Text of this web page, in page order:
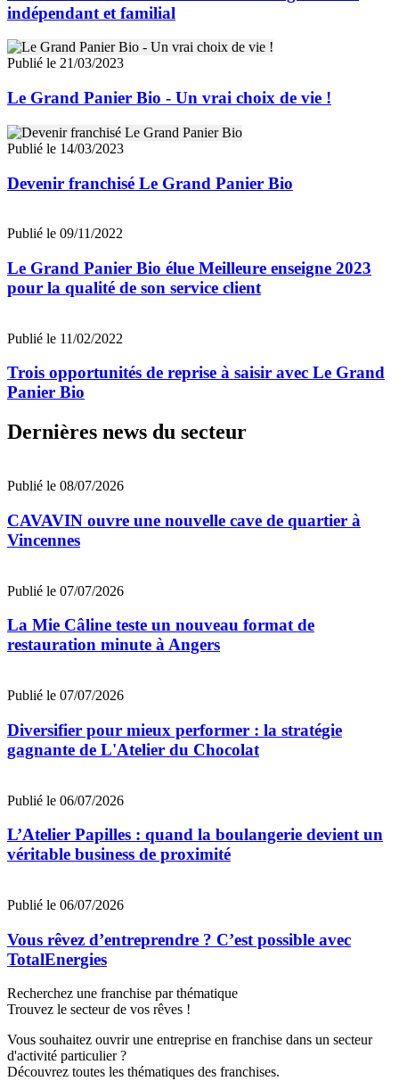
indépendant et familial
Publié le 21/03/2023
Le Grand Panier Bio - Un vrai choix de vie !
Publié le 14/03/2023
Devenir franchisé Le Grand Panier Bio
Publié le 09/11/2022
Le Grand Panier Bio élue Meilleure enseigne 2023
pour la qualité de son service client
Publié le 11/02/2022
Trois opportunités de reprise à saisir avec Le Grand
Panier Bio
Dernières news du secteur
Publié le 08/07/2026
CAVAVIN ouvre une nouvelle cave de quartier à
Vincennes
Publié le 07/07/2026
La Mie Câline teste un nouveau format de
restauration minute à Angers
Publié le 07/07/2026
Diversifier pour mieux performer : la stratégie
gagnante de L'Atelier du Chocolat
Publié le 06/07/2026
L’Atelier Papilles : quand la boulangerie devient un
véritable business de proximité
Publié le 06/07/2026
Vous rêvez d’entreprendre ? C’est possible avec
TotalEnergies
Recherchez une franchise par thématique
Trouvez le secteur de vos rêves !
Vous souhaitez ouvrir une entreprise en franchise dans un secteur
d'activité particulier ?
Découvrez toutes les thématiques des franchises.